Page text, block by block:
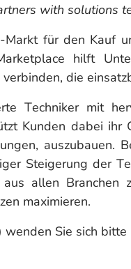
with solutions
für den Kauf
hilft
die
Techniker mit
Kunden dabei ihr
auszubauen.
Steigerung der
allen Branchen
maximieren.
Sie sich bitte